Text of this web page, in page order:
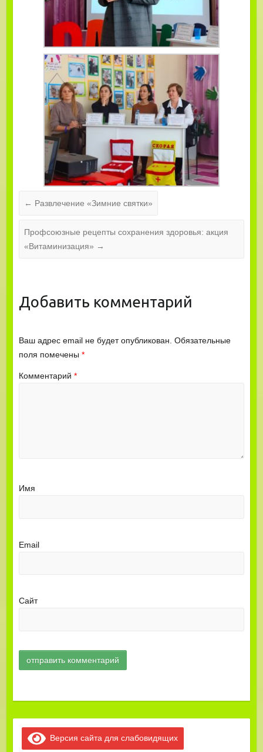
← Развлечение «Зимние святки»
Профсоюзные рецепты сохранения здоровья: акция
«Витаминизация» →
Добавить комментарий
Ваш адрес email не будет опубликован. Обязательные
поля помечены *
Комментарий *
Имя
Email
Сайт
Версия сайта для слабовидящих